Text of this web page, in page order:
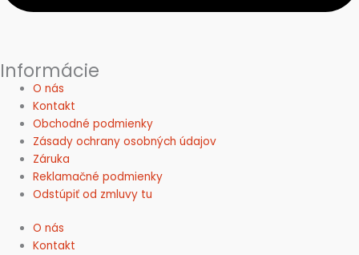
Informácie
O nás
Kontakt
Obchodné podmienky
Zásady ochrany osobných údajov
Záruka
Reklamačné podmienky
Odstúpiť od zmluvy tu
O nás
Kontakt